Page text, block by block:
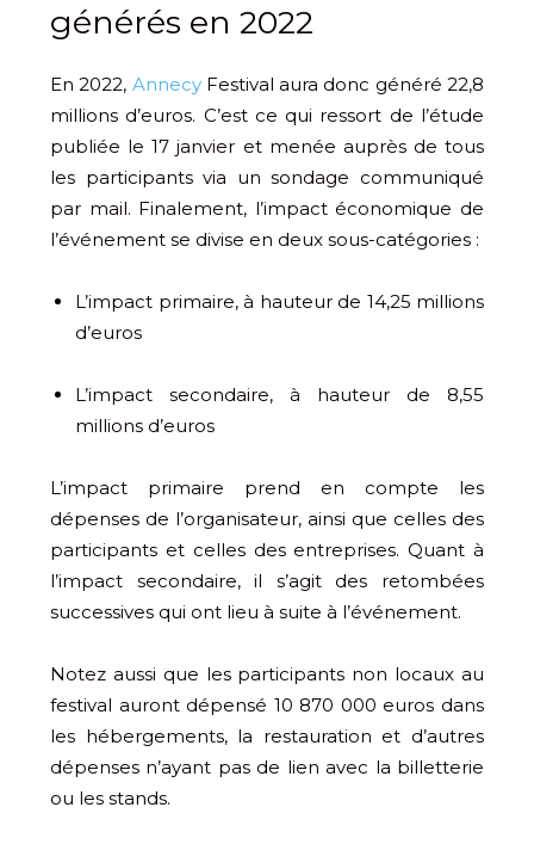
générés en 2022
En 2022, AnnecyFestival aura donc généré 22,8
millions d’euros. C’est ce qui ressort de l’étude
publiée le 17 janvier et menée auprès de tous
les participants via un sondage communiqué
par mail. Finalement, l’impact économique de
l’événement se divise en deux sous-catégories :
L’impact primaire, à hauteur de 14,25 millions
d’euros
L’impact secondaire, à hauteur de 8,55
millions d’euros
L’impact primaire prend en compte les
dépenses de l’organisateur, ainsi que celles des
participants et celles des entreprises. Quant à
l’impact secondaire, il s’agit des retombées
successives qui ont lieu à suite à l’événement.
Notez aussi que les participants non locaux au
festival auront dépensé 10 870 000 euros dans
les hébergements, la restauration et d’autres
dépenses n’ayant pas de lien avec la billetterie
ou les stands.